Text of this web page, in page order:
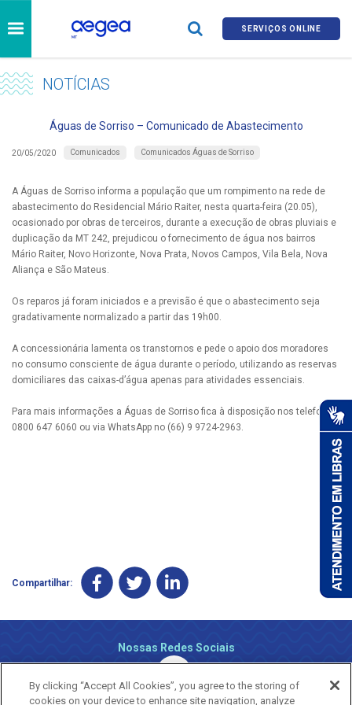
SERVIÇOS ONLINE
NOTÍCIAS
Águas de Sorriso – Comunicado de Abastecimento
20/05/2020 Comunicados Comunicados Águas de Sorriso
A Águas de Sorriso informa a população que um rompimento na rede de
abastecimento do Residencial Mário Raiter, nesta quarta-feira (20.05),
ocasionado por obras de terceiros, durante a execução de obras pluviais e
duplicação da MT 242, prejudicou o fornecimento de água nos bairros
Mário Raiter, Novo Horizonte, Nova Prata, Novos Campos, Vila Bela, Nova
Aliança e São Mateus.
Os reparos já foram iniciados e a previsão é que o abastecimento seja
gradativamente normalizado a partir das 19h00.
A concessionária lamenta os transtornos e pede o apoio dos moradores
no consumo consciente de água durante o período, utilizando as reservas
domiciliares das caixas-d’água apenas para atividades essenciais.
Para mais informações a Águas de Sorriso fica à disposição nos telefones
0800 647 6060 ou via WhatsApp no (66) 9 9724-2963.
Compartilhar:
Nossas Redes Sociais
By clicking “Accept All Cookies”, you agree to the storing of
cookies on your device to enhance site navigation, analyze